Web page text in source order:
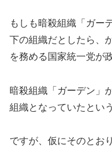
もしも暗殺組織「ガー
下の組織だとしたら、
を務める国家統一党が
暗殺組織「ガーデン」
組織となっていたとい
ですが、仮にそのとお